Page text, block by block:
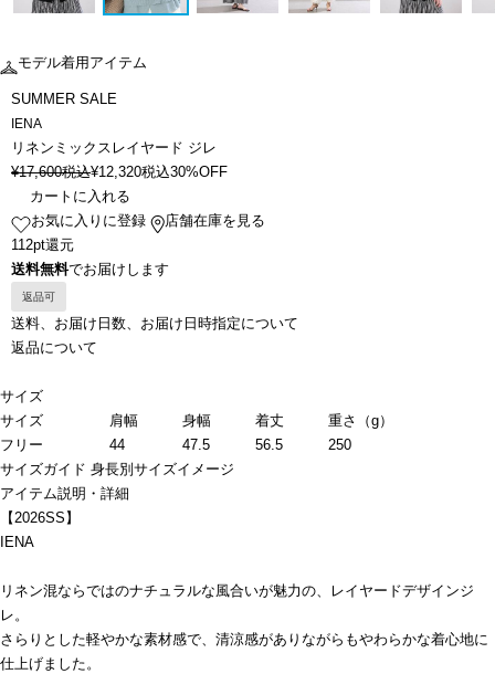
モデル着用アイテム
SUMMER SALE
IENA
リネンミックスレイヤード ジレ
¥17,600税込¥12,320税込30%OFF
カートに入れる
お気に入りに登録
店舗在庫を見る
112pt還元
送料無料でお届けします
返品可
送料、お届け日数、お届け日時指定について
返品について
サイズ
サイズ
肩幅 身幅 着丈
重さ（g）
フリー
44 47.5 56.5
250
サイズガイド 身長別サイズイメージ
アイテム説明・詳細
【2026SS】
IENA
リネン混ならではのナチュラルな風合いが魅力の、レイヤードデザインジ
レ。
さらりとした軽やかな素材感で、清涼感がありながらもやわらかな着心地に
仕上げました。